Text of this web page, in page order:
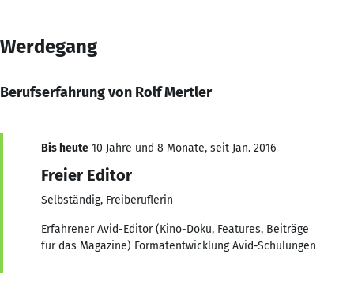
Werdegang
Berufserfahrung von Rolf Mertler
Bis heute 10 Jahre und 8 Monate, seit Jan. 2016
Freier Editor
Selbständig, Freiberuflerin
Erfahrener Avid-Editor (Kino-Doku, Features, Beiträge
für das Magazine) Formatentwicklung Avid-Schulungen